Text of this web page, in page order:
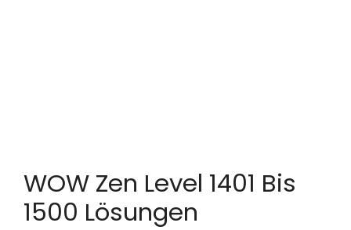
WOW Zen Level 1401 Bis
1500 Lösungen